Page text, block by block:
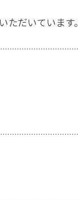
だいています。